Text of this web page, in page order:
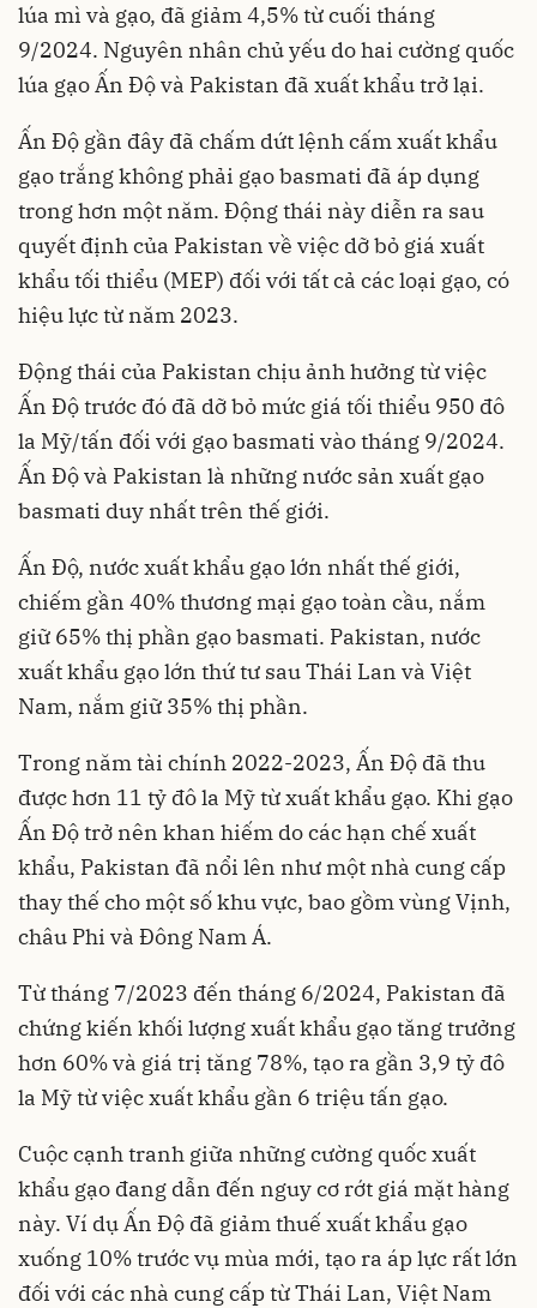
lúa mì và gạo, đã giảm 4,5% từ cuối tháng
9/2024. Nguyên nhân chủ yếu do hai cường quốc
lúa gạo Ấn Độ và Pakistan đã xuất khẩu trở lại.
Ấn Độ gần đây đã chấm dứt lệnh cấm xuất khẩu
gạo trắng không phải gạo basmati đã áp dụng
trong hơn một năm. Động thái này diễn ra sau
quyết định của Pakistan về việc dỡ bỏ giá xuất
khẩu tối thiểu (MEP) đối với tất cả các loại gạo, có
hiệu lực từ năm 2023.
Động thái của Pakistan chịu ảnh hưởng từ việc
Ấn Độ trước đó đã dỡ bỏ mức giá tối thiểu 950 đô
la Mỹ/tấn đối với gạo basmati vào tháng 9/2024.
Ấn Độ và Pakistan là những nước sản xuất gạo
basmati duy nhất trên thế giới.
Ấn Độ, nước xuất khẩu gạo lớn nhất thế giới,
chiếm gần 40% thương mại gạo toàn cầu, nắm
giữ 65% thị phần gạo basmati. Pakistan, nước
xuất khẩu gạo lớn thứ tư sau Thái Lan và Việt
Nam, nắm giữ 35% thị phần.
Trong năm tài chính 2022-2023, Ấn Độ đã thu
được hơn 11 tỷ đô la Mỹ từ xuất khẩu gạo. Khi gạo
Ấn Độ trở nên khan hiếm do các hạn chế xuất
khẩu, Pakistan đã nổi lên như một nhà cung cấp
thay thế cho một số khu vực, bao gồm vùng Vịnh,
châu Phi và Đông Nam Á.
Từ tháng 7/2023 đến tháng 6/2024, Pakistan đã
chứng kiến ​​khối lượng xuất khẩu gạo tăng trưởng
hơn 60% và giá trị tăng 78%, tạo ra gần 3,9 tỷ đô
la Mỹ từ việc xuất khẩu gần 6 triệu tấn gạo.
Cuộc cạnh tranh giữa những cường quốc xuất
khẩu gạo đang dẫn đến nguy cơ rớt giá mặt hàng
này. Ví dụ Ấn Độ đã giảm thuế xuất khẩu gạo
xuống 10% trước vụ mùa mới, tạo ra áp lực rất lớn
đối với các nhà cung cấp từ Thái Lan, Việt Nam